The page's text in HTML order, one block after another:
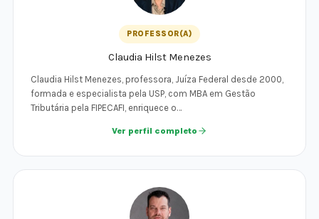
PROFESSOR(A)
Claudia Hilst Menezes
Claudia Hilst Menezes, professora, Juíza Federal desde 2000,
formada e especialista pela USP, com MBA em Gestão
Tributária pela FIPECAFI, enriquece o…
Ver perfil completo